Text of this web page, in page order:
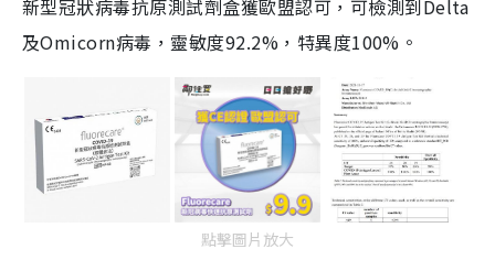
新型冠狀病毒抗原測試劑盒獲歐盟認可，可檢測到Delta
及Omicorn病毒，靈敏度92.2%，特異度100%。
點擊圖片放大